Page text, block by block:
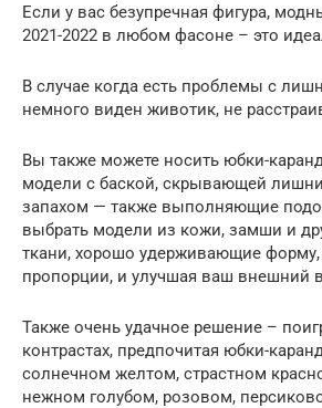
Если у вас безупречная фигура,
2021-2022 в любом фасоне – это
В случае когда есть проблемы с
немного виден животик, не
Вы также можете носить юбки-
модели с баской, скрывающей
запахом — также выполняющие
выбрать модели из кожи, замши и
ткани, хорошо удерживающие форму,
пропорции, и улучшая ваш внешний
Также очень удачное решение –
контрастах, предпочитая юбки-
солнечном желтом, страстном
нежном голубом, розовом,